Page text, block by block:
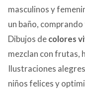
masculinos y
un baño,
Dibujos decolores
mezclan con frutas,
Ilustraciones
niños felices y